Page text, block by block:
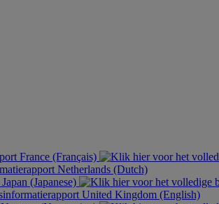
France (Français)
Netherlands (Dutch)
Japan (Japanese)
United Kingdom (English)